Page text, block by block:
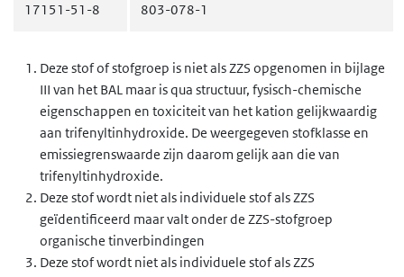
17151-51-8 803-078-1
118486-97-8 624-775-5
446285-73-0 689-534-9
208934-35-4 107-067-6
1204580-71-1 882-090-9
Deze stof of stofgroep is niet als ZZS opgenomen in bijlage
III van het BAL maar is qua structuur, fysisch-chemische
eigenschappen en toxiciteit van het kation gelijkwaardig
aan trifenyltinhydroxide. De weergegeven stofklasse en
emissiegrenswaarde zijn daarom gelijk aan die van
trifenyltinhydroxide.
Deze stof wordt niet als individuele stof als ZZS
geïdentificeerd maar valt onder de ZZS-stofgroep
organische tinverbindingen
Deze stof wordt niet als individuele stof als ZZS